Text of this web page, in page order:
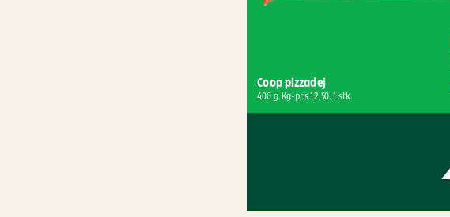
Coop pizzadej
400 g. Kg-pris 12,50. 1 stk.